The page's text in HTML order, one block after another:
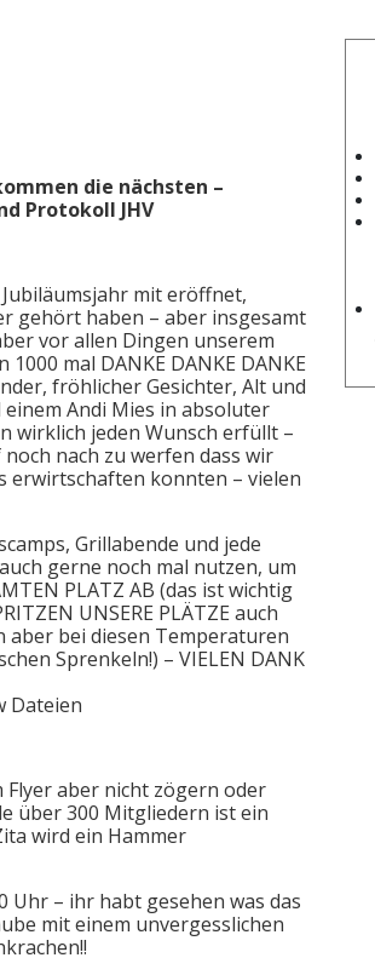
die nächsten –
Protokoll JHV
mit eröffnet,
gehört haben – aber insgesamt
vor allen Dingen unserem
mal DANKE DANKE DANKE
fröhlicher Gesichter, Alt und
Andi Mies in absoluter
wirklich jeden Wunsch erfüllt –
nach zu werfen dass wir
erwirtschaften konnten – vielen
Grillabende und jede
gerne noch mal nutzen, um
PLATZ AB (das ist wichtig
UNSERE PLÄTZE auch
aber bei diesen Temperaturen
Sprenkeln!) – VIELEN DANK
Dateien
Flyer aber nicht zögern oder
über 300 Mitgliedern ist ein
wird ein Hammer
Uhr – ihr habt gesehen was das
mit einem unvergesslichen